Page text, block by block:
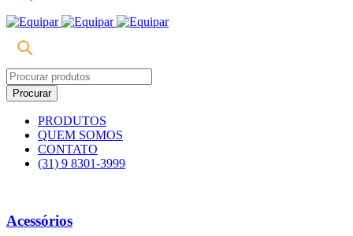
PRODUTOS
QUEM SOMOS
CONTATO
(31) 9 8301-3999
Acessórios